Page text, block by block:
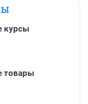
курсы
товары